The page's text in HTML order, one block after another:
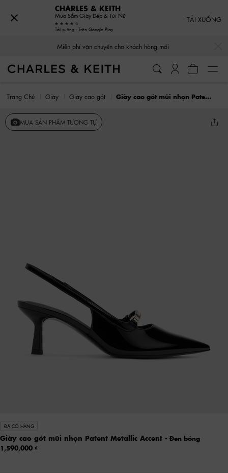
Miễn phí vận chuyển cho khách hàng mới
Trang Chủ Giày Giày cao gót Giày cao gót mũi nhọn Patent Metallic Accent
MUA SẢN PHẨM TƯƠNG TỰ
ĐÃ CÓ HÀNG
Giày cao gót mũi nhọn Patent Metallic Accent - Đen bóng
1,590,000
CHARLES & KEITH
Mua Sắm Giày Dép & Túi Nữ
Tải xuống - Trên Google Play
TẢI XUỐNG